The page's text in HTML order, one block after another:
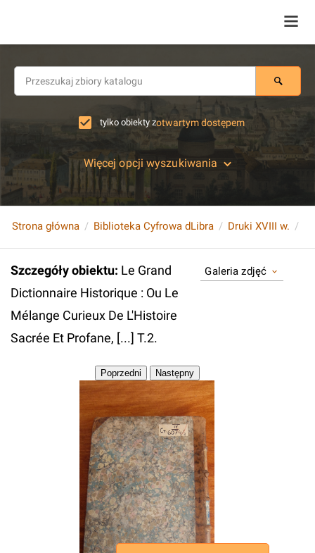
tylko obiekty zotwartym dostępem
Więcej opcji wyszukiwania
Strona główna Biblioteka Cyfrowa dLibra Druki XVIII w.
Szczegóły obiektu: Le Grand
Dictionnaire Historique : Ou Le
Mélange Curieux De L'Histoire
Sacrée Et Profane, [...] T.2.
Galeria zdjęć